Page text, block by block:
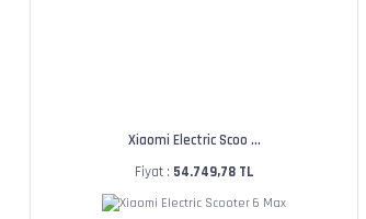
Xiaomi Electric Scoo ...
Fiyat : 54.749,78 TL